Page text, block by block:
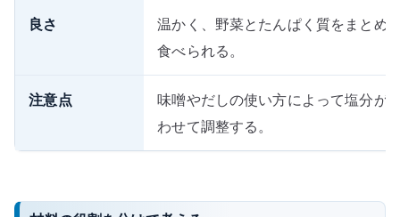
良さ
温かく、野菜とたんぱく質をまとめ
食べられる。
注意点
味噌やだしの使い方によって塩分が
わせて調整する。